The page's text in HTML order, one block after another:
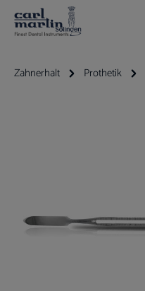
Zum Hauptinhalt springen
Zahnerhalt Prothetik